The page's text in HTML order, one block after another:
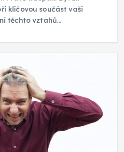
klíčovou součást vaší
těchto vztahů…